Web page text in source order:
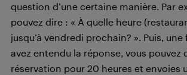
question d’une certaine manière. Par
pouvez dire : « À quelle heure
jusqu’à vendredi prochain? ». Puis, une
avez entendu la réponse, vous pouvez
réservation pour 20 heures et envoies